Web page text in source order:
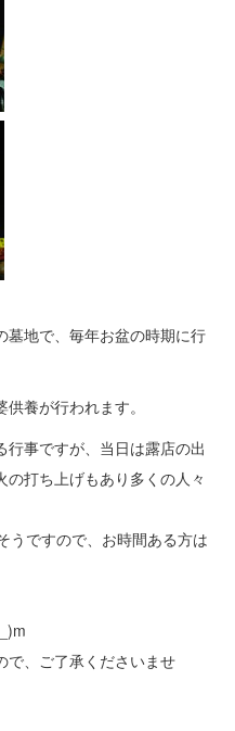
墓地で、毎年お盆の時期に行
養が行われます。
事ですが、当日は露店の出
打ち上げもあり多くの人々
うですので、お時間ある方は
で、ご了承くださいませ